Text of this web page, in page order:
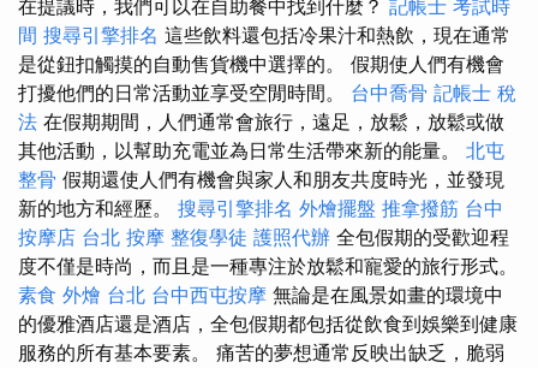
在提議時，我們可以在自助餐中找到什麼？ 記帳士 考試時
間 搜尋引擎排名 這些飲料還包括冷果汁和熱飲，現在通常
是從鈕扣觸摸的自動售貨機中選擇的。 假期使人們有機會
打擾他們的日常活動並享受空閒時間。 台中喬骨 記帳士 稅
法 在假期期間，人們通常會旅行，遠足，放鬆，放鬆或做
其他活動，以幫助充電並為日常生活帶來新的能量。 北屯
整骨 假期還使人們有機會與家人和朋友共度時光，並發現
新的地方和經歷。 搜尋引擎排名 外燴擺盤 推拿撥筋 台中
按摩店 台北 按摩 整復學徒 護照代辦 全包假期的受歡迎程
度不僅是時尚，而且是一種專注於放鬆和寵愛的旅行形式。
素食 外燴 台北 台中西屯按摩 無論是在風景如畫的環境中
的優雅酒店還是酒店，全包假期都包括從飲食到娛樂到健康
服務的所有基本要素。 痛苦的夢想通常反映出缺乏，脆弱